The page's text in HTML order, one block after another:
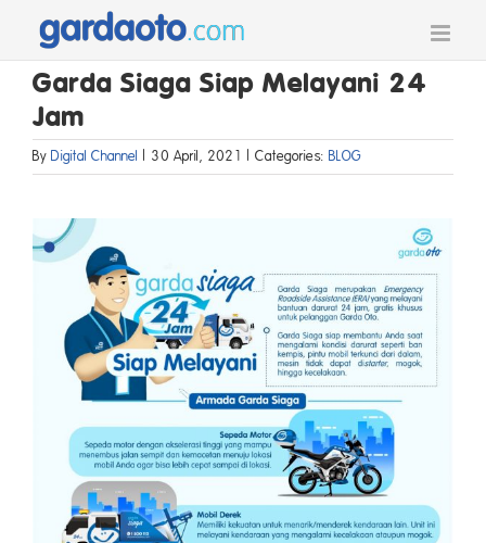
content
Garda Siaga Siap Melayani 24
Jam
By Digital Channel | 30 April, 2021 | Categories: BLOG